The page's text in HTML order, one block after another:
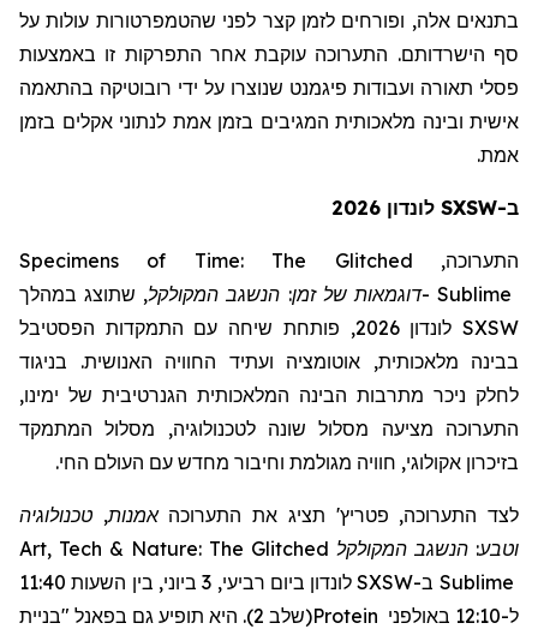
בתנאים אלה, ופורחים לזמן קצר לפני שהטמפרטורות עולות על
סף הישרדותם. התערוכה עוקבת אחר התפרקות זו באמצעות
פסלי תאורה ועבודות פיגמנט שנוצרו על ידי רובוטיקה בהתאמה
אישית ובינה מלאכותית המגיבים בזמן אמת לנתוני אקלים בזמן
אמת.
ב-SXSW לונדון 2026
התערוכה, Specimens of Time: The Glitched
Sublime
-דוגמאות של זמן: הנשגב המקולקל, שתוצג במהלך
SXSW
לונדון 2026, פותחת שיחה עם התמקדות הפסטיבל
בבינה מלאכותית, אוטומציה ועתיד החוויה האנושית. בניגוד
לחלק ניכר מתרבות הבינה המלאכותית הגנרטיבית של ימינו,
התערוכה מציעה מסלול שונה לטכנולוגיה, מסלול המתמקד
בזיכרון אקולוגי, חוויה מגולמת וחיבור מחדש עם העולם החי.
לצד התערוכה, פטריץ' תציג את התערוכה אמנות, טכנולוגיה
וטבע: הנשגב המקולקל Art, Tech & Nature: The Glitched
Sublime ב-SXSW
לונדון ביום רביעי, 3 ביוני, בין השעות 11:40
ל-12:10 באולפני
Protein(שלב 2). היא תופיע גם בפאנל
"בניית